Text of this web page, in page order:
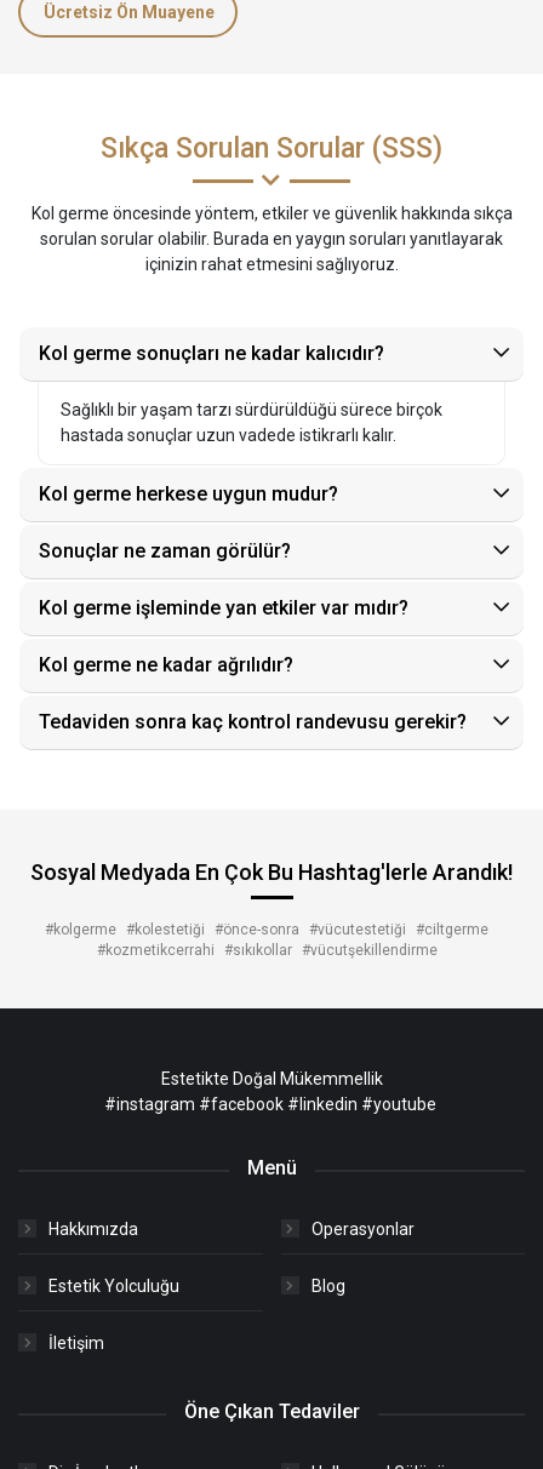
Ücretsiz Ön Muayene
Sıkça Sorulan Sorular (SSS)
Kol germe öncesinde yöntem, etkiler ve güvenlik hakkında sıkça
sorulan sorular olabilir. Burada en yaygın soruları yanıtlayarak
içinizin rahat etmesini sağlıyoruz.
Kol germe sonuçları ne kadar kalıcıdır?
Sağlıklı bir yaşam tarzı sürdürüldüğü sürece birçok
hastada sonuçlar uzun vadede istikrarlı kalır.
Kol germe herkese uygun mudur?
Sonuçlar ne zaman görülür?
Kol germe işleminde yan etkiler var mıdır?
Kol germe ne kadar ağrılıdır?
Tedaviden sonra kaç kontrol randevusu gerekir?
Sosyal Medyada En Çok Bu Hashtag'lerle Arandık!
#kolgerme #kolestetiği #önce-sonra #vücutestetiği
#ciltgerme
#kozmetikcerrahi
#sıkıkollar #vücutşekillendirme
Estetikte Doğal Mükemmellik
#instagram #facebook #linkedin #youtube
Menü
Hakkımızda Operasyonlar
Estetik Yolculuğu Blog
İletişim
Öne Çıkan Tedaviler